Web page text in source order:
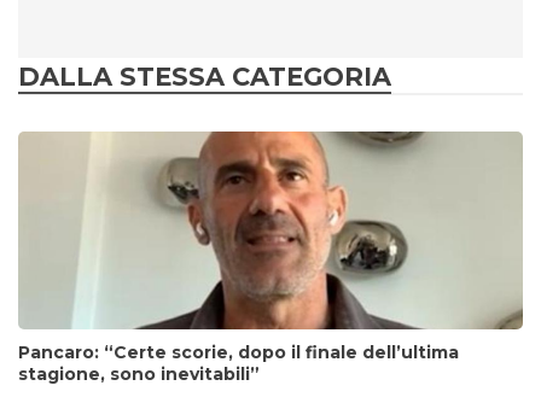
DALLA STESSA CATEGORIA
Pancaro: “Certe scorie, dopo il finale dell’ultima
stagione, sono inevitabili”